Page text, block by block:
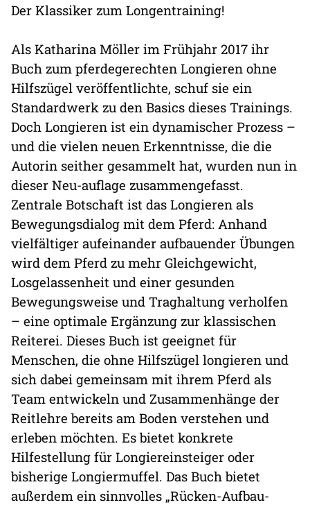
Der Klassiker zum Longentraining!
Als Katharina Möller im Frühjahr 2017 ihr
Buch zum pferdegerechten Longieren ohne
Hilfszügel veröffentlichte, schuf sie ein
Standardwerk zu den Basics dieses Trainings.
Doch Longieren ist ein dynamischer Prozess –
und die vielen neuen Erkenntnisse, die die
Autorin seither gesammelt hat, wurden nun in
dieser Neu-auflage zusammengefasst.
Zentrale Botschaft ist das Longieren als
Bewegungsdialog mit dem Pferd: Anhand
vielfältiger aufeinander aufbauender Übungen
wird dem Pferd zu mehr Gleichgewicht,
Losgelassenheit und einer gesunden
Bewegungsweise und Traghaltung verholfen
– eine optimale Ergänzung zur klassischen
Reiterei. Dieses Buch ist geeignet für
Menschen, die ohne Hilfszügel longieren und
sich dabei gemeinsam mit ihrem Pferd als
Team entwickeln und Zusammenhänge der
Reitlehre bereits am Boden verstehen und
erleben möchten. Es bietet konkrete
Hilfestellung für Longiereinsteiger oder
bisherige Longiermuffel. Das Buch bietet
außerdem ein sinnvolles „Rücken-Aufbau-